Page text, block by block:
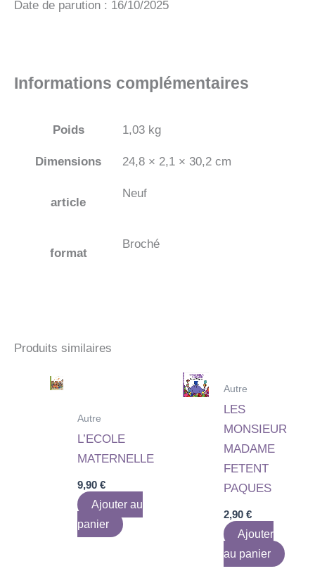
Date de parution : 16/10/2025
Informations complémentaires
Poids 1,03 kg
Dimensions 24,8 × 2,1 × 30,2 cm
article
Neuf
format
Broché
Produits similaires
Autre
L’ECOLE
MATERNELLE
9,90€
Ajouter au
panier
Autre
LES
MONSIEUR
MADAME
FETENT
PAQUES
2,90 €
Ajouter
au panier